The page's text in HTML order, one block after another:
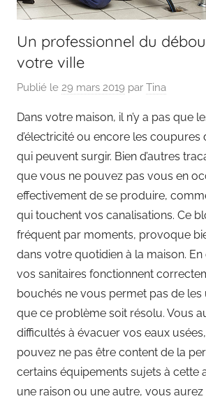
Un professionnel du
votre ville
Publié le 29 mars 2019 par Tina
Dans votre maison, il n’y a pas que
d’électricité ou encore les coupures
qui peuvent surgir. Bien d’autres
que vous ne pouvez pas vous en
effectivement de se produire,
qui touchent vos canalisations. Ce
fréquent par moments, provoque
dans votre quotidien à la maison. En
vos sanitaires fonctionnent
bouchés ne vous permet pas de les
que ce problème soit résolu. Vous
difficultés à évacuer vos eaux
pouvez ne pas être content de la
certains équipements sujets à cette
une raison ou une autre, vous aurez